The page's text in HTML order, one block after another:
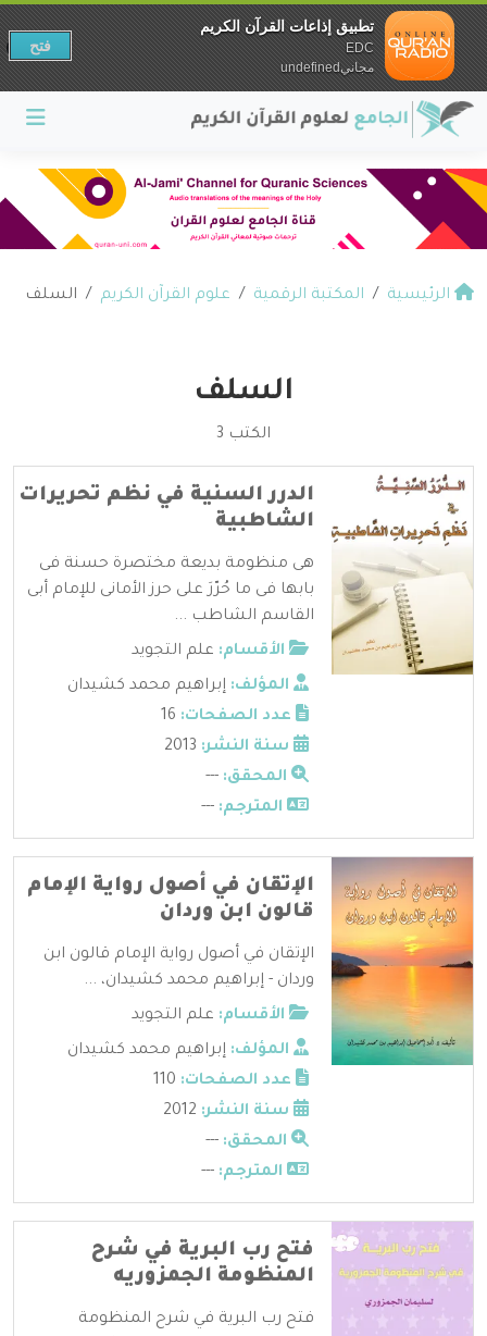
الرئيسية المكتبة الرقمية علوم القرآن الكريم السلف
السلف
الكتب 3
الدرر السنية في نظم تحريرات
الشاطبية
هى منظومة بديعة مختصرة حسنة فى
بابها فى ما حُرّرَ على حرز الأمانى للإمام أبى
القاسم الشاطب ...
الأقسام: علم التجويد
المؤلف: إبراهيم محمد كشيدان
عدد الصفحات:
سنة النشر:
المحقق: ---
المترجم: ---
الإتقان في أصول رواية الإمام
قالون ابن وردان
الإتقان في أصول رواية الإمام قالون ابن
وردان - إبراهيم محمد كشيدان، ...
الأقسام: علم التجويد
المؤلف: إبراهيم محمد كشيدان
عدد الصفحات:
سنة النشر:
المحقق: ---
المترجم: ---
فتح رب البرية في شرح
المنظومة الجمزوريه
فتح رب البرية في شرح المنظومة
تطبيق إذاعات القرآن الكريم
EDC
مجانيundefined
فتح